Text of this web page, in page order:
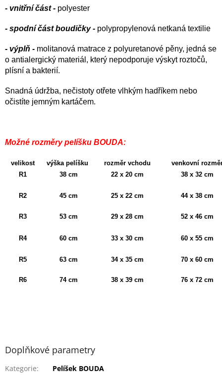
- vnitřní část - polyester
- spodní část boudičky - polypropylenová netkaná textilie
- výplň - molitanová matrace z polyuretanové pěny, jedná se
o antialergický materiál, který nepodporuje výskyt roztočů,
plísní a bakterií.
Snadná údržba, nečistoty otřete vlhkým hadříkem nebo
očistíte jemným kartáčem.
Možné rozměry pelíšku BOUDA:
velikost výška pelíšku rozměr vchodu
venkovní
R1
38 cm 22 x 20 cm 38 x 32 cm
R2 45 cm 25 x 22 cm 44 x 38 cm
R3 53 cm 29 x 28 cm 52 x 46 cm
R4 60 cm 33 x 30 cm 60 x 55 cm
R5 63 cm 34 x 35 cm 70 x 60 cm
R6 74 cm 38 x 39 cm 76 x 72 cm
Doplňkové parametry
Kategorie:
Pelíšek BOUDA